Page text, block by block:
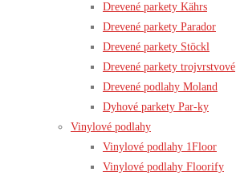
Drevené parkety Kährs
Drevené parkety Parador
Drevené parkety Stöckl
Drevené parkety trojvrstvové
Drevené podlahy Moland
Dyhové parkety Par-ky
Vinylové podlahy
Vinylové podlahy 1Floor
Vinylové podlahy Floorify